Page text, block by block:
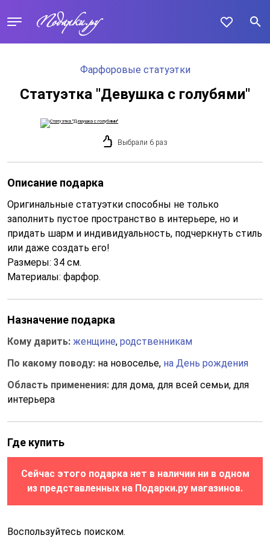
Фарфоровые статуэтки
Статуэтка ''Девушка с голубями''
Выбрали 6 раз
Описание подарка
Оригинальные статуэтки способны не только
заполнить пустое пространство в интерьере, но и
придать шарм и индивидуальность, подчеркнуть стиль
или даже создать его!
Размеры: 34 см.
Материалы: фарфор.
Назначение подарка
Кому дарить: женщине, родственникам
По какому поводу: на новоселье, на День рождения
Область применения: для дома, для всей семьи, для
интерьера
Где купить
Сейчас этого подарка нет в наличии ни в одном
из представленных на Подарки.ру магазинов.
Воспользуйтесь поиском.